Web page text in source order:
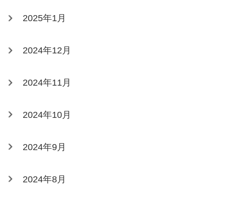
2025年1月
2024年12月
2024年11月
2024年10月
2024年9月
2024年8月